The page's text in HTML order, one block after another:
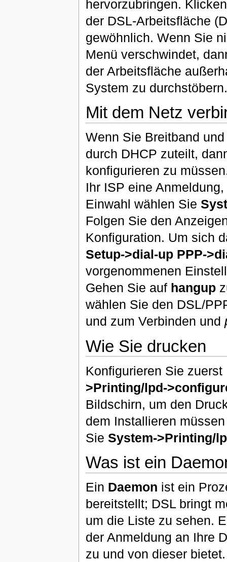
hervorzubringen.
der DSL-Arbeitsfläche
gewöhnlich. Wenn Sie
Menü verschwindet,
der Arbeitsfläche
System zu durchstöbern.
Mit dem Netz
Wenn Sie Breitband
durch DHCP zuteilt,
konfigurieren zu
Ihr ISP eine
Einwahl wählen Sie
Folgen Sie den
Konfiguration. Um sich
Setup->dial-up PPP-
vorgenommenen
Gehen Sie auf hangup
wählen Sie den DSL/
und zum Verbinden und
Wie Sie drucken
Konfigurieren Sie
>Printing/lpd-
Bildschirn, um den
dem Installieren
Sie System->Printing/
Was ist ein
Ein Daemon ist ein
bereitstellt; DSL bringt
um die Liste zu sehen.
der Anmeldung an Ihre
zu und von dieser